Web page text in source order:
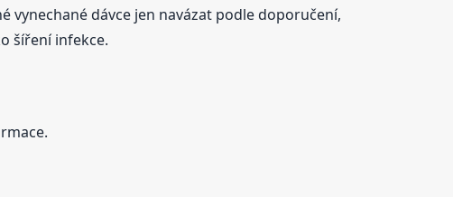
vynechané dávce jen navázat podle doporučení,
šíření infekce.